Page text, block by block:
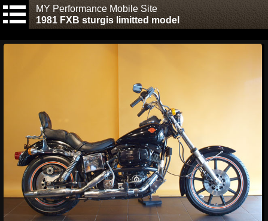
MY Performance Mobile Site
1981 FXB sturgis limitted model